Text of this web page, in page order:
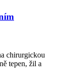
chirurgickou
tepen, žil a